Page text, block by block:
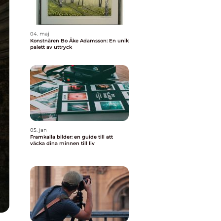
04. maj
Konstnären Bo Åke Adamsson: En unik
palett av uttryck
05. jan
Framkalla bilder: en guide till att
väcka dina minnen till liv